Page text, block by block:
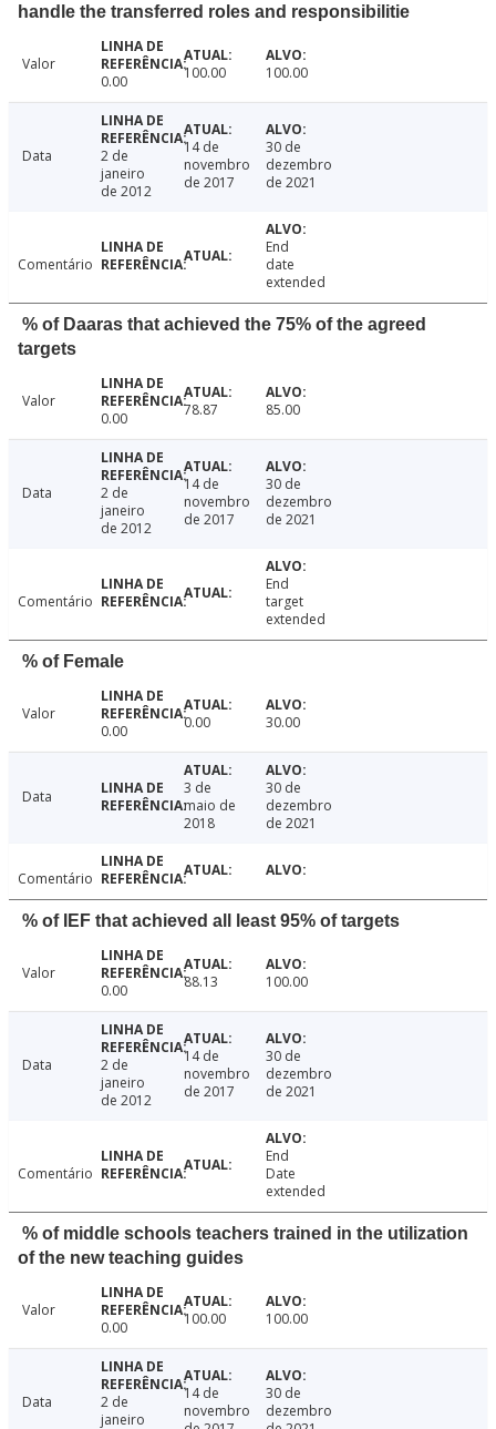
handle the transferred roles and responsibilitie
Valor
0.00
100.00 100.00
Data
2 de
janeiro
de 2012
14 de
novembro
de 2017
30 de
dezembro
de 2021
Comentário
End
date
extended
% of Daaras that achieved the 75% of the agreed
targets
Valor
0.00
78.87 85.00
Data
2 de
janeiro
de 2012
14 de
novembro
de 2017
30 de
dezembro
de 2021
Comentário
End
target
extended
% of Female
Valor
0.00
0.00 30.00
Data
3 de
maio de
2018
30 de
dezembro
de 2021
Comentário
% of IEF that achieved all least 95% of targets
Valor
0.00
88.13 100.00
Data
2 de
janeiro
de 2012
14 de
novembro
de 2017
30 de
dezembro
de 2021
Comentário
End
Date
extended
% of middle schools teachers trained in the utilization
of the new teaching guides
Valor
0.00
100.00 100.00
Data
2 de
janeiro
14 de
novembro
30 de
dezembro